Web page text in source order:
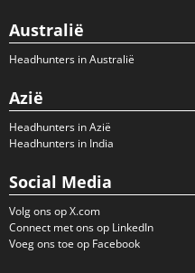
Australië
Headhunters in Australië
Azië
Headhunters in Azië
Headhunters in India
Social Media
Volg ons op X.com
Connect met ons op LinkedIn
Voeg ons toe op Facebook